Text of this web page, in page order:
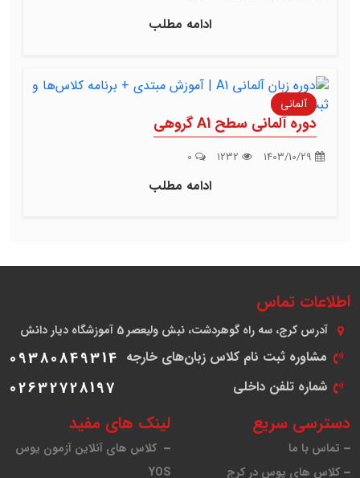
ادامه مطلب
آلمانی
دوره آلمانی سطح A1 گروهی
ادامه مطلب
لینک های مفید
کلاس های آنلاین آزمون یوس
YOS
دسترسی سریع
تماس با ما
کلاس های یوس در کرج
اطلاعات تماس
آدرس کرج، سه راه گوهردشت، نبش ولیعصر 5 آموزشگاه دیار دانش
مشاوره ثبت نام کلاس زبان‌های خارجه 09380849314
شماره تلفن داخلی 02632728197